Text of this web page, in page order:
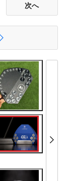
次へ